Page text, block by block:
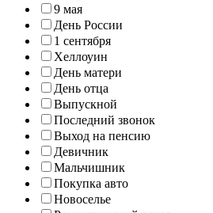
9 мая
День России
1 сентября
Хеллоуин
День матери
День отца
Выпускной
Последний звонок
Выход на пенсию
Девичник
Мальчишник
Покупка авто
Новоселье